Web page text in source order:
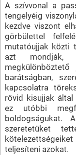
A szívvonal a
tengelyéig
kezdve viszont
görbülettel
mutatóujjak közti
azt mondják,
barátságban,
kapcsolatra
rövid kisujjak által
ez utóbbi
boldogságukat.
szeretetüket
teljesíteni azokat.